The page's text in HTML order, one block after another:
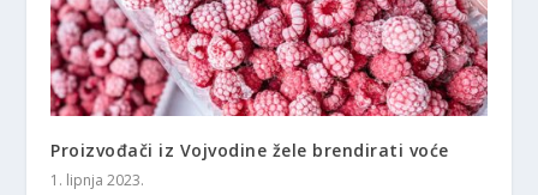
Proizvođači iz Vojvodine žele brendirati voće
1. lipnja 2023.